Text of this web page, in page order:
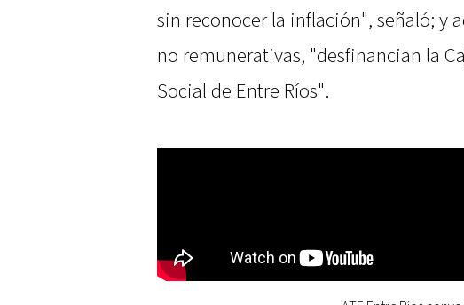
sin reconocer la inflación", señaló; y
no remunerativas, "desfinancian la
Social de Entre Ríos".